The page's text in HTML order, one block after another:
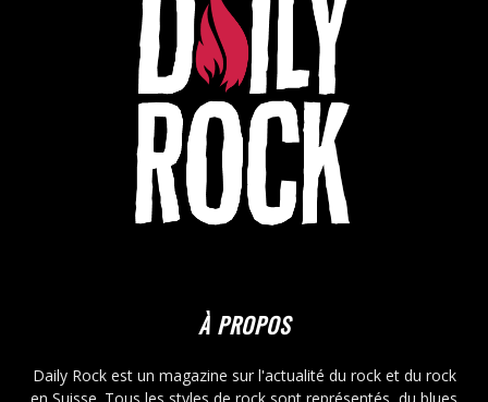
À PROPOS
Daily Rock est un magazine sur l'actualité du rock et du rock
en Suisse. Tous les styles de rock sont représentés, du blues